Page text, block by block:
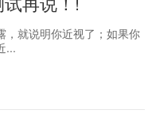
，就说明你近视了；如果你
...